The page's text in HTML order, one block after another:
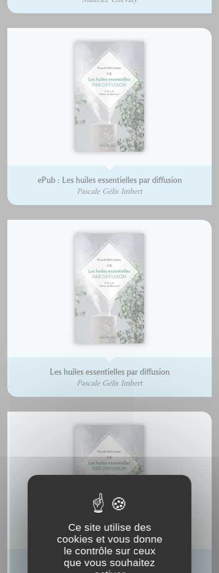
ePub : Les huiles essentielles par diffusion
Pascale Gélis Imbert
Les huiles essentielles par diffusion
Pascale Gélis Imbert
eBook : Les huiles essentielles par diffusion
Ce site utilise des
cookies et vous donne
le contrôle sur ceux
que vous souhaitez